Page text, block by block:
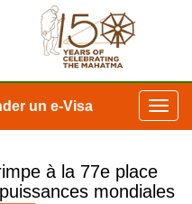
un e-Visa
à la 77e place
mondiales